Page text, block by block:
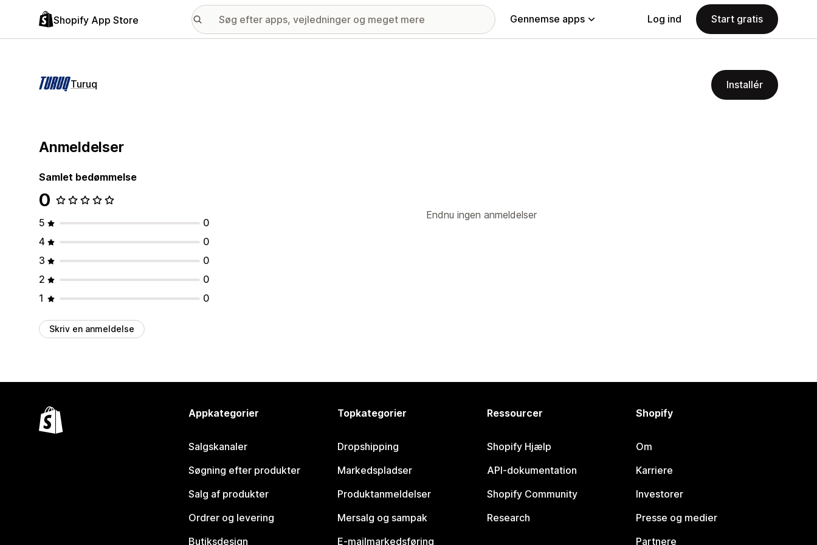
Shopify App Store Gennemse apps Log ind Start gratis
Turuq Installér
Anmeldelser
Samlet bedømmelse
0
5
0
4
0
3
0
2
0
1
0
Skriv en anmeldelse
Endnu ingen anmeldelser
Appkategorier
Salgskanaler
Søgning efter produkter
Salg af produkter
Ordrer og levering
Butiksdesign
Topkategorier
Dropshipping
Markedspladser
Produktanmeldelser
Mersalg og sampak
E-mailmarkedsføring
Ressourcer
Shopify Hjælp
API-dokumentation
Shopify Community
Research
Shopify
Om
Karriere
Investorer
Presse og medier
Partnere